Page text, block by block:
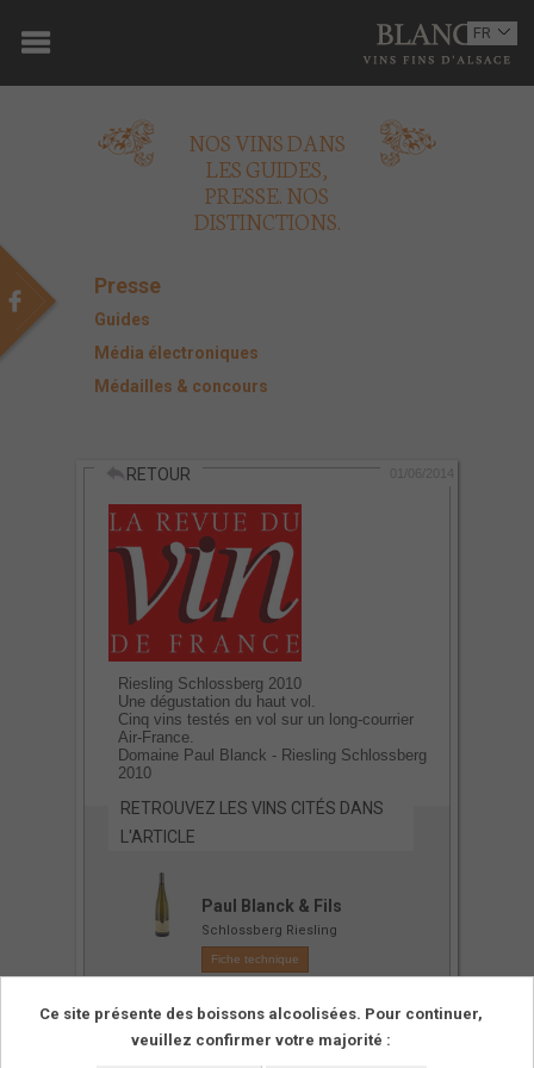
DOMAINE
OENOTOURISME
VINS
PRESSE
ACTUALITÉS
CONTACT
FR
EN
NOS VINS DANS
LES GUIDES,
PRESSE. NOS
DISTINCTIONS.
Presse
Guides
Média électroniques
Médailles & concours
RETOUR
Riesling Schlossberg 2010
Une dégustation du haut vol.
Cinq vins testés en vol sur un long-courrier
Air-France.
Domaine Paul Blanck - Riesling Schlossberg
2010
RETROUVEZ LES VINS CITÉS DANS
L'ARTICLE
Paul Blanck & Fils
Schlossberg Riesling
Fiche technique
Ce site présente des boissons alcoolisées. Pour continuer,
veuillez confirmer votre majorité :